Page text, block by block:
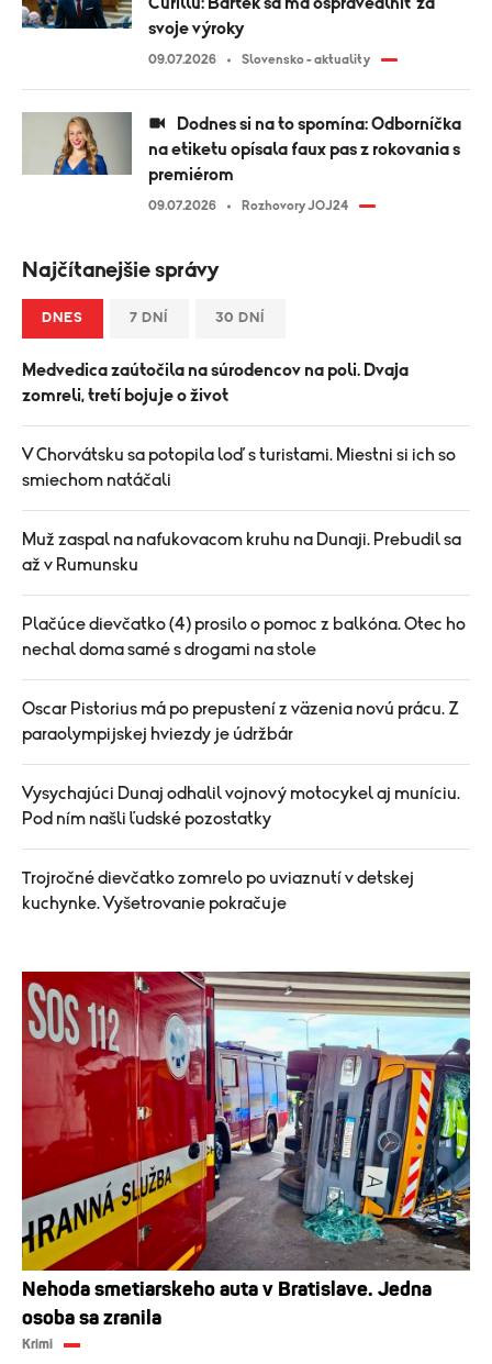
svoje výroky
09.07.2026 Slovensko - aktuality
na etiketu opísala faux pas z rokovania s
premiérom
09.07.2026 Rozhovory JOJ24
Najčítanejšie správy
DNES 7 DNÍ 30 DNÍ
Medvedica zaútočila na súrodencov na poli. Dvaja
zomreli, tretí bojuje o život
V Chorvátsku sa potopila loď s turistami. Miestni si ich so
smiechom natáčali
Muž zaspal na nafukovacom kruhu na Dunaji. Prebudil sa
až v Rumunsku
Plačúce dievčatko (4) prosilo o pomoc z balkóna. Otec ho
nechal doma samé s drogami na stole
Oscar Pistorius má po prepustení z väzenia novú prácu. Z
paraolympijskej hviezdy je údržbár
Vysychajúci Dunaj odhalil vojnový motocykel aj muníciu.
Pod ním našli ľudské pozostatky
Trojročné dievčatko zomrelo po uviaznutí v detskej
kuchynke. Vyšetrovanie pokračuje
Nehoda smetiarskeho auta v Bratislave. Jedna
osoba sa zranila
Krimi